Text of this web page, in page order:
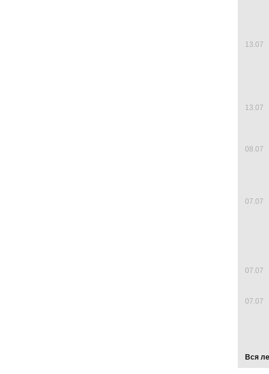
13.07
13.07
08.07
07.07
07.07
07.07
Вся